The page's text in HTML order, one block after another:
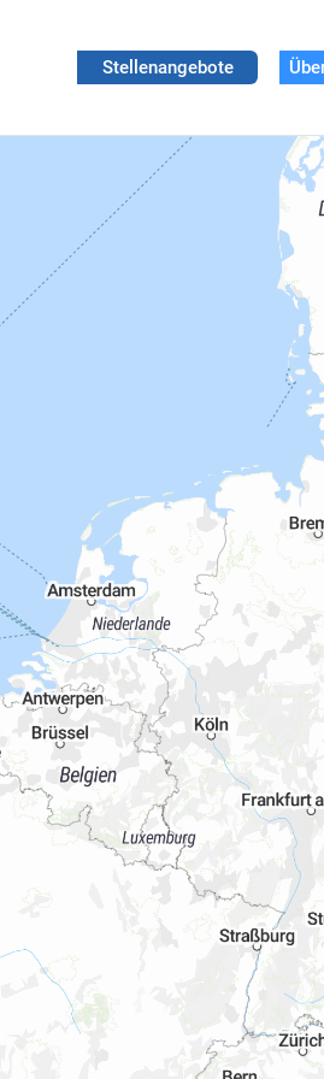
Stellenangebote